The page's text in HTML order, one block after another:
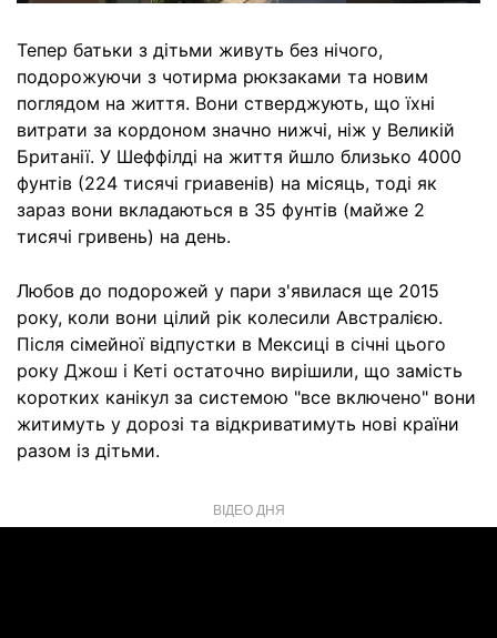
Тепер батьки з дітьми живуть без нічого,
подорожуючи з чотирма рюкзаками та новим
поглядом на життя. Вони стверджують, що їхні
витрати за кордоном значно нижчі, ніж у Великій
Британії. У Шеффілді на життя йшло близько 4000
фунтів (224 тисячі гриавенів) на місяць, тоді як
зараз вони вкладаються в 35 фунтів (майже 2
тисячі гривень) на день.
Любов до подорожей у пари з'явилася ще 2015
року, коли вони цілий рік колесили Австралією.
Після сімейної відпустки в Мексиці в січні цього
року Джош і Кеті остаточно вирішили, що замість
коротких канікул за системою "все включено" вони
житимуть у дорозі та відкриватимуть нові країни
разом із дітьми.
ВІДЕО ДНЯ